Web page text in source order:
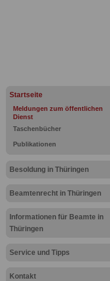
Startseite
Meldungen zum öffentlichen
Dienst
Taschenbücher
Publikationen
Besoldung in Thüringen
Beamtenrecht in Thüringen
Informationen für Beamte in
Thüringen
Service und Tipps
Kontakt